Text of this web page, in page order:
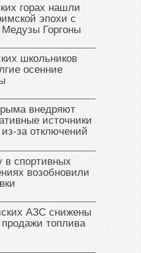
горах нашли
эпохи с
Медузы Горгоны
школьников
осенние
внедряют
источники
за отключений
спортивных
возобновили
АЗС снижены
топлива